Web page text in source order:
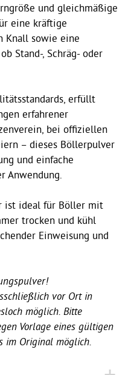
und gleichmäßige
eine kräftige
Knall sowie eine
Stand-, Schräg- oder
erfüllt
erfahrener
bei offiziellen
– dieses Böllerpulver
und einfache
Anwendung.
ist ideal für Böller mit
trocken und kühl
Einweisung und
vor Ort in
möglich. Bitte
Vorlage eines gültigen
im Original möglich.